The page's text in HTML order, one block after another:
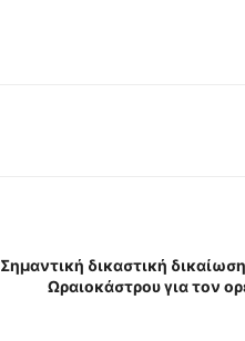
Σημαντική δικαστική
Ωραιοκάστρου για τον